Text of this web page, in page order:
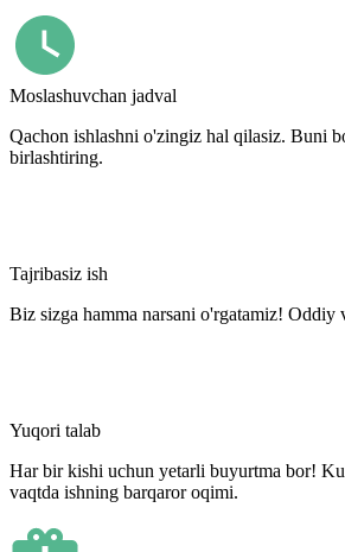
Moslashuvchan jadval
Qachon ishlashni o'zingiz hal qilasiz. Buni
birlashtiring.
Tajribasiz ish
Biz sizga hamma narsani o'rgatamiz! Oddiy
Yuqori talab
Har bir kishi uchun yetarli buyurtma bor!
vaqtda ishning barqaror oqimi.